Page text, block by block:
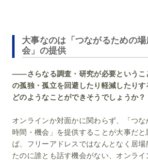
大事なのは「つながるための
会」の提供
――さらなる調査・研究が必要というこ
の孤独・孤立を回避したり軽減したり
どのようなことができそうでしょうか？
オンラインか対面かに関わらず、「つな
時間・機会」を提供することが大事だと
ば、フリーアドレスではなんとなく居場
たのに誰とも話す機会がない、オンラ